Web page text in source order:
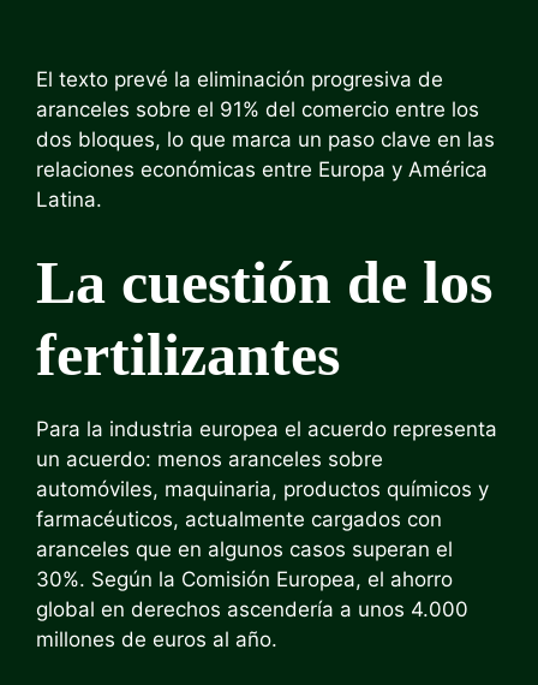
El texto prevé la eliminación progresiva de
aranceles sobre el 91% del comercio entre los
dos bloques, lo que marca un paso clave en las
relaciones económicas entre Europa y América
Latina.
La cuestión de los
fertilizantes
Para la industria europea el acuerdo representa
un acuerdo: menos aranceles sobre
automóviles, maquinaria, productos químicos y
farmacéuticos, actualmente cargados con
aranceles que en algunos casos superan el
30%. Según la Comisión Europea, el ahorro
global en derechos ascendería a unos 4.000
millones de euros al año.